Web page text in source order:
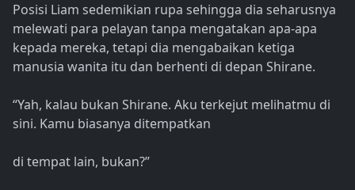
Posisi Liam sedemikian rupa sehingga dia seharusnya
melewati para pelayan tanpa mengatakan apa-apa
kepada mereka, tetapi dia mengabaikan ketiga
manusia wanita itu dan berhenti di depan Shirane.
“Yah, kalau bukan Shirane. Aku terkejut melihatmu di
sini. Kamu biasanya ditempatkan
di tempat lain, bukan?”